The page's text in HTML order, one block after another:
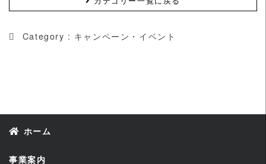
Category : キャンペーン・イベント
ホーム
事業案内